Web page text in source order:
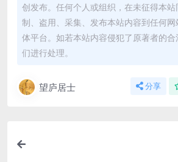
创发布。任何个人或组织，在未征得本站
制、盗用、采集、发布本站内容到任何
体平台。如若本站内容侵犯了原著者的
们进行处理。
望庐居士 分享